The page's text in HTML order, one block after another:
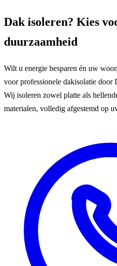
Dak isoleren? Kies
duurzaamheid
Wilt u energie besparen én uw
voor professionele dakisolatie
Wij isoleren zowel platte als
materialen, volledig afgestemd op